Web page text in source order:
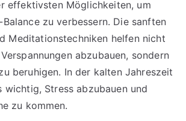
effektivsten Möglichkeiten, um
zu verbessern. Die sanften
Meditationstechniken helfen nicht
abzubauen, sondern
beruhigen. In der kalten Jahreszeit
wichtig, Stress abzubauen und
zu kommen.